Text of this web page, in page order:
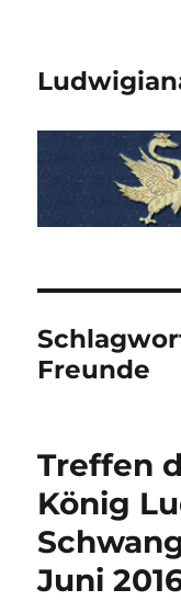
Freunde
Treffen
König
Juni